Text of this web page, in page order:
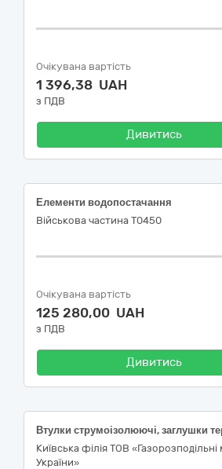
Очікувана вартість
1 396,38 UAH
з ПДВ
Дивитись
Елементи водопостачання
Військова частина Т0450
Очікувана вартість
125 280,00 UAH
з ПДВ
Дивитись
Київська філія ТОВ «Газорозподільні
України»